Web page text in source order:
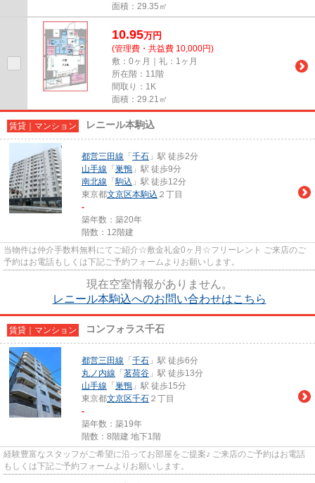
面積：29.35㎡
10.95万円
(管理費・共益費 10,000円)
敷：0ヶ月｜礼：1ヶ月
所在階：11階
間取り：1K
面積：29.21㎡
賃貸｜マンション レニール本駒込
都営三田線 「 千石 」駅 徒歩2分
山手線 「 巣鴨 」駅 徒歩9分
南北線 「駒込 」駅 徒歩12分
東京都文京区本駒込 ２丁目
-
築年数：築20年
階数：12階建
当物件は仲介手数料無料にてご紹介☆敷金礼金0ヶ月☆フリーレント ご来店のご
予約はお電話もしくは下記ご予約フォームよりお願いします。
現在空室情報がありません。
レニール本駒込へのお問い合わせはこちら
賃貸｜マンション コンフォラス千石
都営三田線 「 千石 」駅 徒歩6分
丸ノ内線 「 茗荷谷 」駅 徒歩13分
山手線 「 巣鴨 」駅 徒歩15分
東京都文京区千石 ２丁目
-
築年数：築19年
階数：8階建 地下1階
経験豊富なスタッフがご希望に沿ってお部屋をご提案♪ ご来店のご予約はお電話
もしくは下記ご予約フォームよりお願いします。